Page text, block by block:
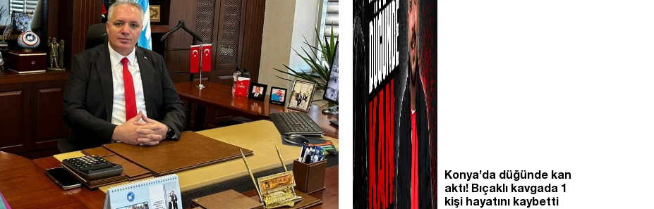
Konya’da düğünde kan
aktı! Bıçaklı kavgada 1
kişi hayatını kaybetti